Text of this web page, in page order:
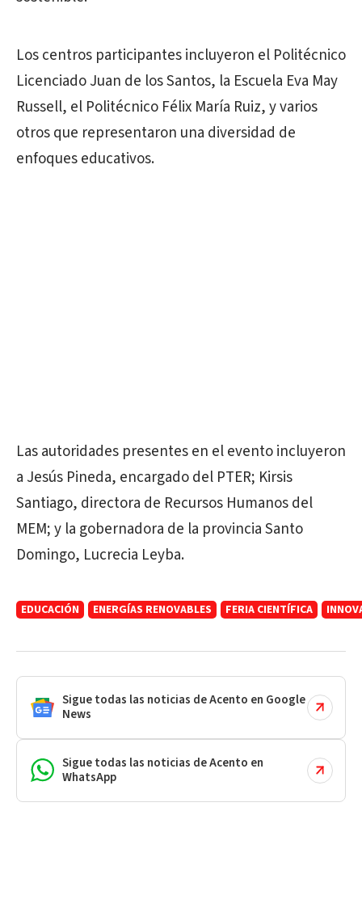
Los centros participantes incluyeron el Politécnico
Licenciado Juan de los Santos, la Escuela Eva May
Russell, el Politécnico Félix María Ruiz, y varios
otros que representaron una diversidad de
enfoques educativos.
Las autoridades presentes en el evento incluyeron
a Jesús Pineda, encargado del PTER; Kirsis
Santiago, directora de Recursos Humanos del
MEM; y la gobernadora de la provincia Santo
Domingo, Lucrecia Leyba.
EDUCACIÓN ENERGÍAS RENOVABLES FERIA CIENTÍFICA
Sigue todas las noticias de Acento en Google
News
Sigue todas las noticias de Acento en
WhatsApp